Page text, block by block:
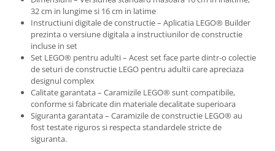
32 cm in lungime si 16 cm in latime
Instructiuni digitale de constructie – Aplicatia LEGO® Builder
prezinta o versiune digitala a instructiunilor de constructie
incluse in set
Set LEGO® pentru adulti – Acest set face parte dintr-o colectie
de seturi de constructie LEGO pentru adultii care apreciaza
designul complex
Calitate garantata – Caramizile LEGO® sunt compatibile,
conforme si fabricate din materiale decalitate superioara
Siguranta garantata ⁠– Caramizile de constructie LEGO® au
fost testate riguros si respecta standardele stricte de
siguranta.